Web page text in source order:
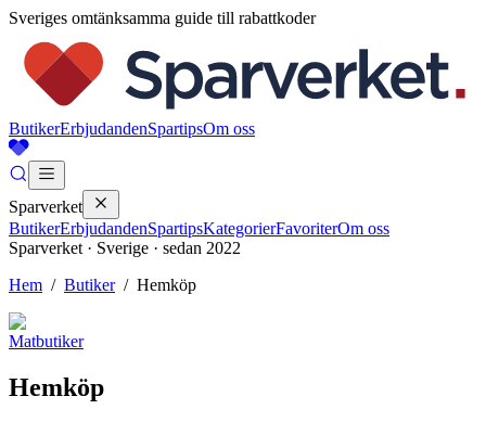
Sveriges omtänksamma guide till rabattkoder
ButikerErbjudandenSpartipsOm oss
Sparverket
ButikerErbjudandenSpartipsKategorierFavoriterOm oss
Sparverket · Sverige · sedan 2022
Hem / Butiker/ Hemköp
Matbutiker
Hemköp